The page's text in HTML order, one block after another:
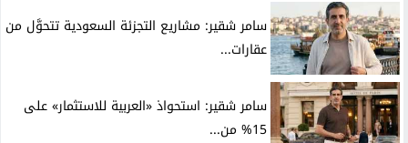
سامر شقير: مشاريع التجزئة السعودية تتحوَّل من
عقارات...
سامر شقير: استحواذ «العربية للاستثمار» على
15% من...